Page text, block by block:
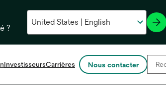
?
Investisseurss’ouvre
un
Carrières Nous contacter